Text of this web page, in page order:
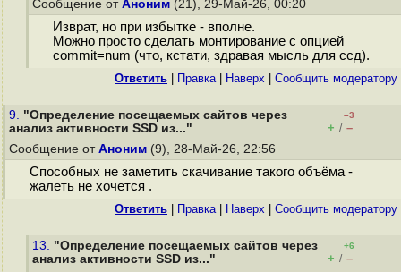
Сообщение от Аноним (21), 29-Май-26, 00:20
Изврат, но при избытке - вполне.
Можно просто сделать монтирование с опцией
commit=num (что, кстати, здравая мысль для ссд).
Ответить Правка| Наверх Cообщить модератору
9. "Определение посещаемых сайтов через
анализ активности SSD из..."
–3
+ / –
Сообщение от Аноним (9), 28-Май-26, 22:56
Способных не заметить скачивание такого объёма -
жалеть не хочется .
Ответить Правка| Наверх Cообщить модератору
13. "Определение посещаемых сайтов через
анализ активности SSD из..."
+6
+ / –